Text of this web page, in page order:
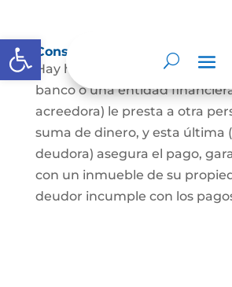
Abrir barra de herramientas
Constitución de hipoteca
Hay hipoteca cuando una
banco o una entidad
acreedora) le presta a otra
suma de dinero, y esta última
deudora) asegura el pago,
con un inmueble de su
deudor incumple con los